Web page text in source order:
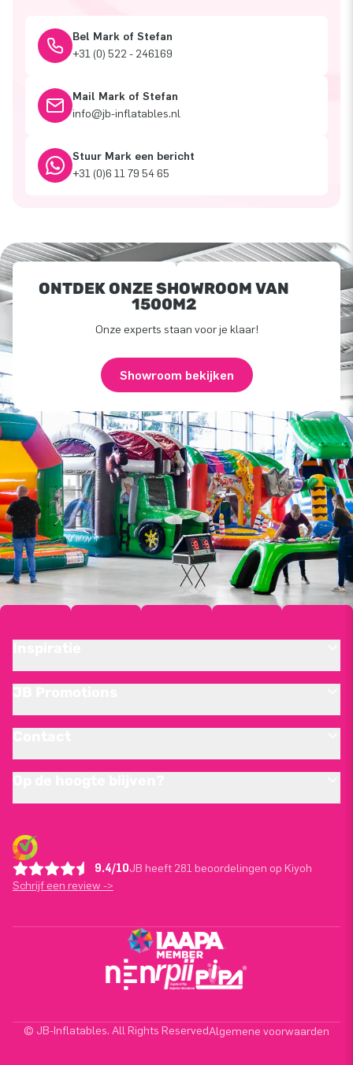
Bel Mark of Stefan
+31 (0) 522 - 246169
Mail Mark of Stefan
info@jb-inflatables.nl
Stuur Mark een bericht
+31 (0)6 11 79 54 65
ONTDEK ONZE SHOWROOM VAN
1500M2
Onze experts staan voor je klaar!
Showroom bekijken
9.4/10JB heeft 281 beoordelingen op Kiyoh
Schrijf een review ->
© JB-Inflatables. All Rights ReservedAlgemene voorwaarden